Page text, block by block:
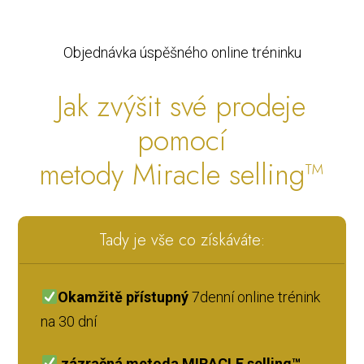
Objednávka úspěšného online tréninku
Jak zvýšit své prodeje
pomocí
metody Miracle selling™
Tady je vše co získáváte:
Okamžitě přístupný7denní online trénink
na 30 dní